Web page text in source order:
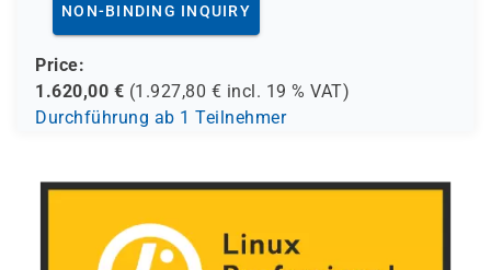
NON-BINDING INQUIRY
Price:
1.620,00 € (1.927,80 € incl. 19 % VAT)
Durchführung ab 1 Teilnehmer